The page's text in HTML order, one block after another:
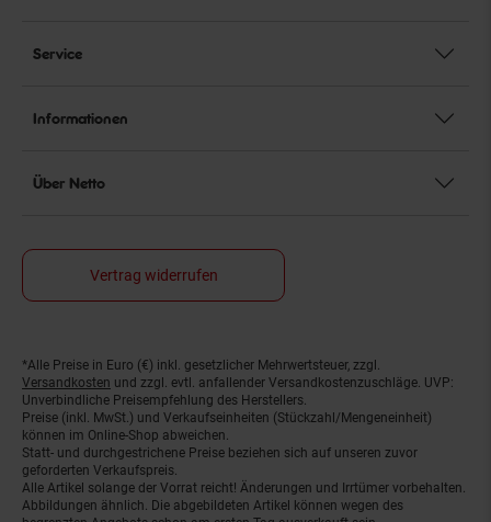
Service
Informationen
Über Netto
Vertrag widerrufen
Fußnoten
*Alle Preise in Euro (€) inkl. gesetzlicher Mehrwertsteuer, zzgl.
Versandkosten und zzgl. evtl. anfallender Versandkostenzuschläge. UVP:
Unverbindliche Preisempfehlung des Herstellers.
Preise (inkl. MwSt.) und Verkaufseinheiten (Stückzahl/Mengeneinheit)
können im Online-Shop abweichen.
Statt- und durchgestrichene Preise beziehen sich auf unseren zuvor
geforderten Verkaufspreis.
Alle Artikel solange der Vorrat reicht! Änderungen und Irrtümer vorbehalten.
Abbildungen ähnlich. Die abgebildeten Artikel können wegen des